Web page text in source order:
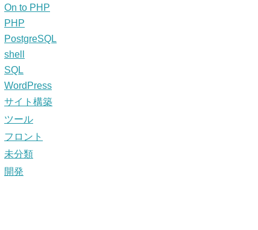
On to PHP
PHP
PostgreSQL
shell
SQL
WordPress
サイト構築
ツール
フロント
未分類
開発